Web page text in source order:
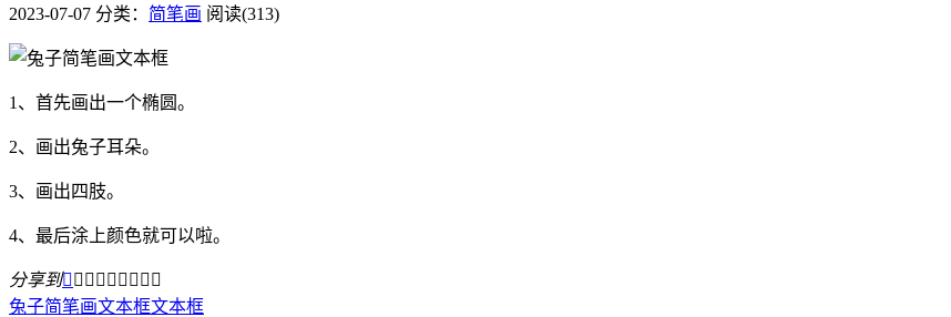
2023-07-07 分类： 简笔画 阅读(313)
1、首先画出一个椭圆。
2、画出兔子耳朵。
3、画出四肢。
4、最后涂上颜色就可以啦。
分享到        
兔子简笔画文本框文本框